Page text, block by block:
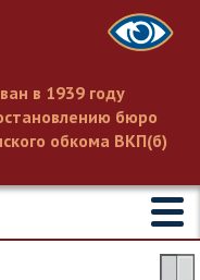
в 1939 году
бюро
обкома ВКП(б)